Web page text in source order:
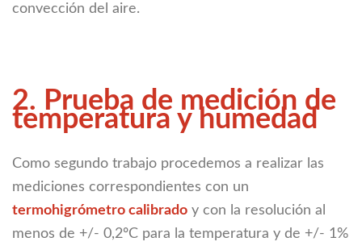
convección del aire.
2. Prueba de medición de
temperatura y humedad
Como segundo trabajo procedemos a realizar las
mediciones correspondientes con un
termohigrómetro calibrado y con la resolución al
menos de +/- 0,2ºC para la temperatura y de +/- 1%